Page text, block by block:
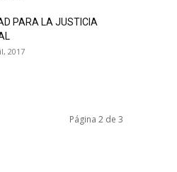
de
PARA LA JUSTICIA
2017
Página 2 de 3